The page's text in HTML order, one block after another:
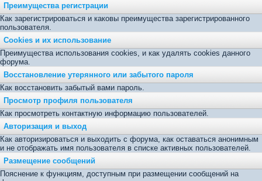
Преимущества регистрации
Как зарегистрироваться и каковы преимущества зарегистрированного
пользователя.
Cookies и их использование
Преимущества использования cookies, и как удалять cookies данного
форума.
Восстановление утерянного или забытого пароля
Как восстановить забытый вами пароль.
Просмотр профиля пользователя
Как просмотреть контактную информацию пользователей.
Авторизация и выход
Как авторизироваться и выходить с форума, как оставаться анонимным
и не отображать имя пользователя в списке активных пользователей.
Размещение сообщений
Пояснение к функциям, доступным при размещении сообщений на